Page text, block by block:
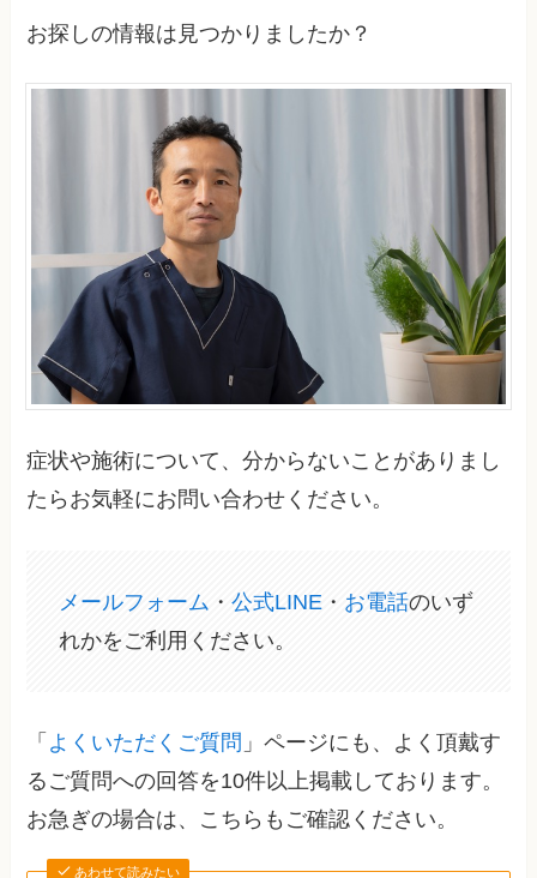
お探しの情報は見つかりましたか？
症状や施術について、分からないことがありまし
たらお気軽にお問い合わせください。
メールフォーム ・公式LINE ・ お電話のいず
れかをご利用ください。
「 よくいただくご質問 」ページにも、よく頂戴す
るご質問への回答を10件以上掲載しております。
お急ぎの場合は、こちらもご確認ください。
あわせて読みたい